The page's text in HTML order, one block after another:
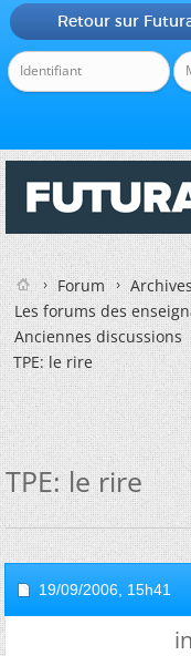
Retour sur
Forum
Les forums des
Anciennes discussions
TPE: le rire
TPE: le rire
19/09/2006, 15h41